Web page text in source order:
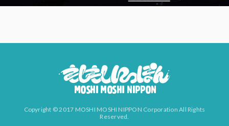
Copyright © 2017 MOSHI MOSHI NIPPON Corporation All Rights
Reserved.